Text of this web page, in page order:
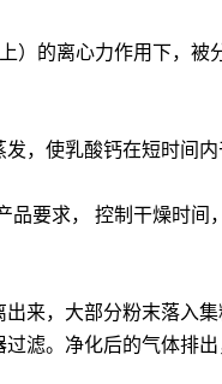
）的离心力作用下，被
，使乳酸钙在短时间
品要求， 控制干燥时间
来，大部分粉末落入集
滤。净化后的气体排